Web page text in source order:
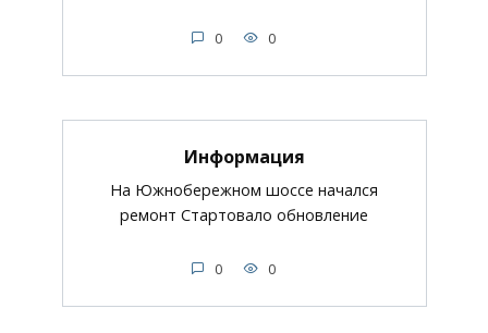
0 0
Информация
На Южнобережном шоссе начался
ремонт Стартовало обновление
0 0